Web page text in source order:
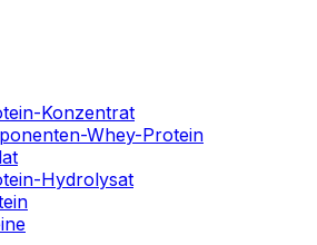
Konzentrat
Whey-Protein
Hydrolysat